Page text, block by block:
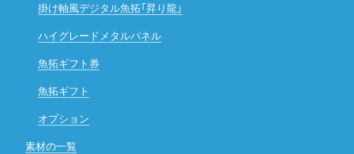
掛け軸風デジタル魚拓「昇り龍」
ハイグレードメタルパネル
魚拓ギフト券
魚拓ギフト
オプション
素材の一覧